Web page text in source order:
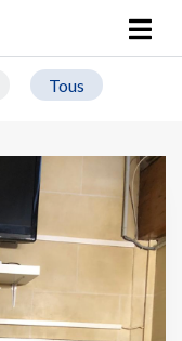
Tennis
Tous